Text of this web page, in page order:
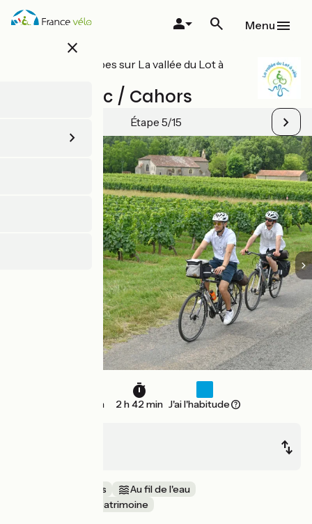
Aller
au
close
Menu
Toutes les étapes sur La vallée du Lot à
Castelfranc / Cahors
Étape 5/15
35 km 2 h 42 min J'ai l'habitude
Au cœur des vignes
Au fil de l'eau
Nature & petit patrimoine